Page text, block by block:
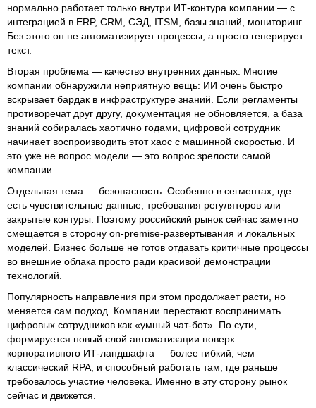
нормально работает только внутри ИТ-контура компании — с
интеграцией в ERP, CRM, СЭД, ITSM, базы знаний, мониторинг.
Без этого он не автоматизирует процессы, а просто генерирует
текст.
Вторая проблема — качество внутренних данных. Многие
компании обнаружили неприятную вещь: ИИ очень быстро
вскрывает бардак в инфраструктуре знаний. Если регламенты
противоречат друг другу, документация не обновляется, а база
знаний собиралась хаотично годами, цифровой сотрудник
начинает воспроизводить этот хаос с машинной скоростью. И
это уже не вопрос модели — это вопрос зрелости самой
компании.
Отдельная тема — безопасность. Особенно в сегментах, где
есть чувствительные данные, требования регуляторов или
закрытые контуры. Поэтому российский рынок сейчас заметно
смещается в сторону on-premise-развертывания и локальных
моделей. Бизнес больше не готов отдавать критичные процессы
во внешние облака просто ради красивой демонстрации
технологий.
Популярность направления при этом продолжает расти, но
меняется сам подход. Компании перестают воспринимать
цифровых сотрудников как «умный чат-бот». По сути,
формируется новый слой автоматизации поверх
корпоративного ИТ-ландшафта — более гибкий, чем
классический RPA, и способный работать там, где раньше
требовалось участие человека. Именно в эту сторону рынок
сейчас и движется.